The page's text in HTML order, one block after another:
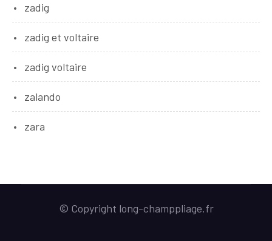
zadig
zadig et voltaire
zadig voltaire
zalando
zara
© Copyright long-champpliage.fr